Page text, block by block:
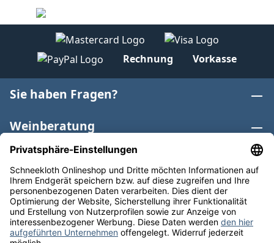
Rechnung Vorkasse
Sie haben Fragen?
Weinberatung
Informationen
Weinkategorien
Internationaler Wein